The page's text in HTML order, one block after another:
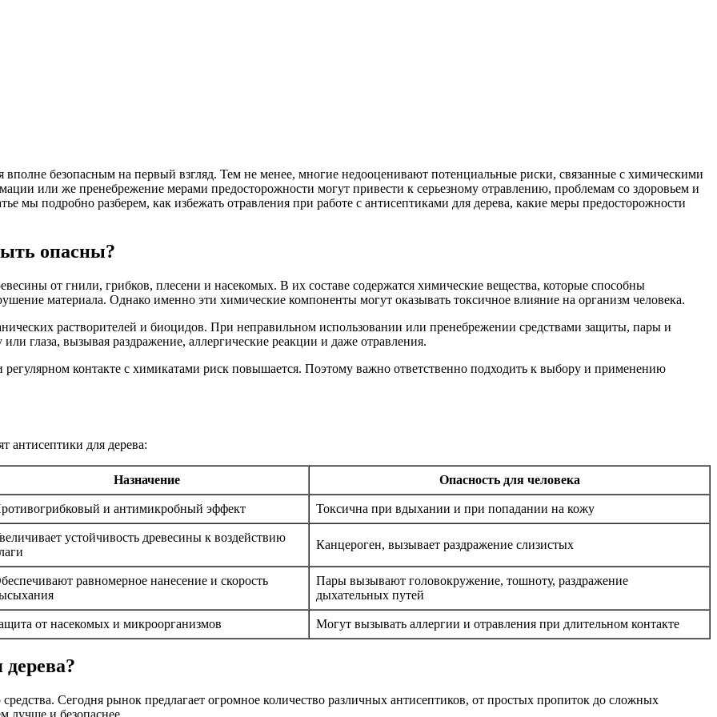
вполне безопасным на первый взгляд. Тем не менее, многие недооценивают потенциальные риски, связанные с химическими
или же пренебрежение мерами предосторожности могут привести к серьезному отравлению, проблемам со здоровьем и
мы подробно разберем, как избежать отравления при работе с антисептиками для дерева, какие меры предосторожности
опасны?
от гнили, грибков, плесени и насекомых. В их составе содержатся химические вещества, которые способны
материала. Однако именно эти химические компоненты могут оказывать токсичное влияние на организм человека.
растворителей и биоцидов. При неправильном использовании или пренебрежении средствами защиты, пары и
глаза, вызывая раздражение, аллергические реакции и даже отравления.
контакте с химикатами риск повышается. Поэтому важно ответственно подходить к выбору и применению
антисептики для дерева:
Назначение Опасность для человека
и антимикробный эффект Токсична при вдыхании и при попадании на кожу
устойчивость древесины к воздействию
Канцероген, вызывает раздражение слизистых
равномерное нанесение и скорость
Пары вызывают головокружение, тошноту, раздражение
дыхательных путей
от насекомых и микроорганизмов Могут вызывать аллергии и отравления при длительном контакте
Сегодня рынок предлагает огромное количество различных антисептиков, от простых пропиток до сложных